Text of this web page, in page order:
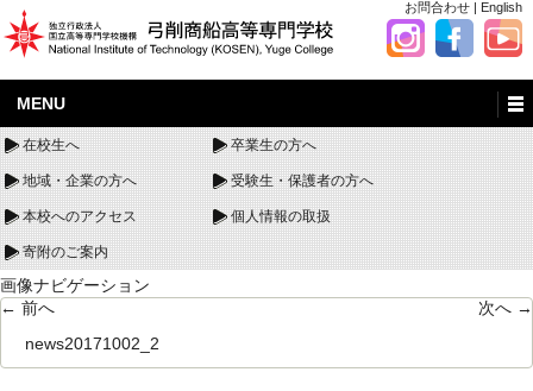
お問合わせ | English
MENU
在校生へ 卒業生の方へ
地域・企業の方へ 受験生・保護者の方へ
本校へのアクセス 個人情報の取扱
寄附のご案内
画像ナビゲーション
← 前へ
次へ →
news20171002_2